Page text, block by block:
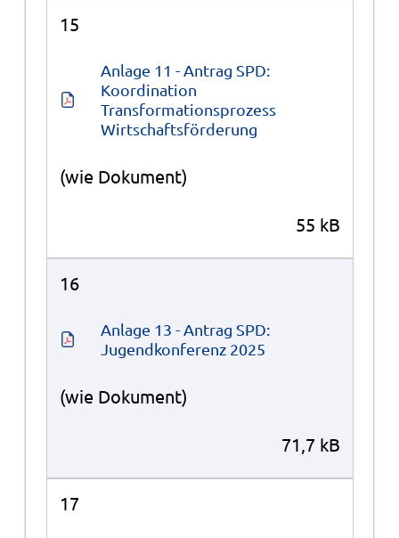
15
Anlage 11 - Antrag SPD:
Koordination
Transformationsprozess
Wirtschaftsförderung
(wie Dokument)
55 kB
16
Anlage 13 - Antrag SPD:
Jugendkonferenz 2025
(wie Dokument)
71,7 kB
17